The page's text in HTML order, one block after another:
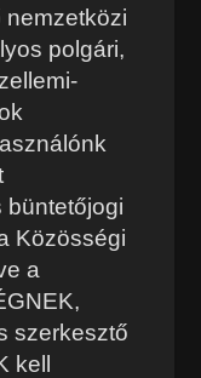
nemzetközi
polgári,
büntetőjogi
Közösségi
a
szerkesztő
kell